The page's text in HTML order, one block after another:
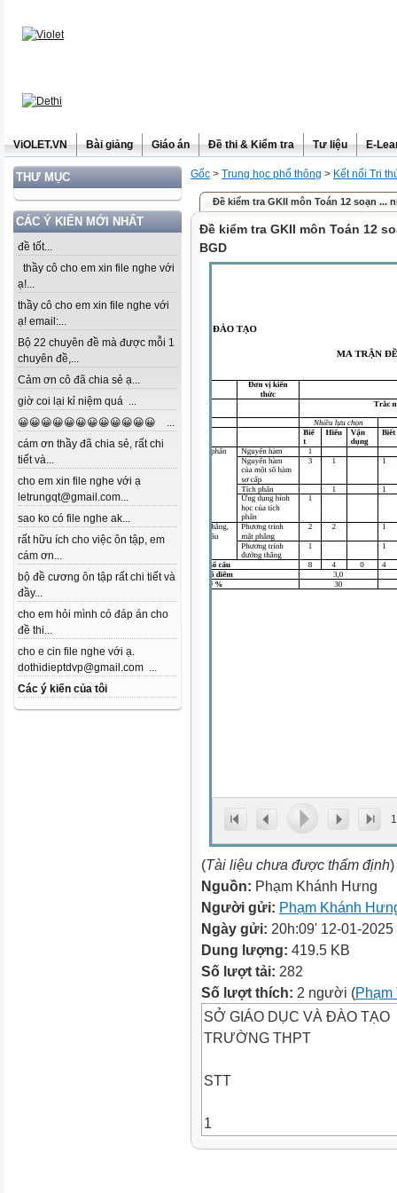
ViOLET.VN Bài giảng Giáo án Đề thi & Kiểm tra Tư liệu E-
THƯ MỤC
CÁC Ý KIẾN MỚI NHẤT
đề tốt...
thầy cô cho em xin file nghe với
ạ!...
thầy cô cho em xin file nghe với
ạ! email:...
Bộ 22 chuyên đề mà được mỗi 1
chuyên đề,...
Cảm ơn cô đã chia sẻ ạ...
giờ coi lại kỉ niệm quá ...
😀😀😀😀😀😀😀😀😀😀😀😀 ...
cám ơn thầy đã chia sẻ, rất chi
tiết và...
cho em xin file nghe với ạ
letrungqt@gmail.com...
sao ko có file nghe ak...
rất hữu ích cho việc ôn tập, em
cám ơn...
bộ đề cương ôn tập rất chi tiết và
đầy...
cho em hỏi mình có đáp án cho
đề thi...
cho e cin file nghe với ạ.
dothidieptdvp@gmail.com ...
Các ý kiến của tôi
Gốc > Trung học phổ thông > Kết nối Tri
Đề kiểm tra GKII môn Toán 12 soạn ...
Đề kiểm tra GKII môn Toán 12
BGD
1
(Tài liệu chưa được thẩm định)
Nguồn: Phạm Khánh Hưng
Người gửi: Phạm Khánh
Ngày gửi: 20h:09' 12-01-2025
Dung lượng: 419.5 KB
Số lượt tải: 282
Số lượt thích: 2 người (Phạm
SỞ GIÁO DỤC VÀ ĐÀO TẠO
TRƯỜNG THPT
STT
1